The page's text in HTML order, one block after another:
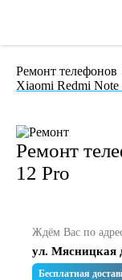
Ремонт телефонов
Xiaomi Redmi Note
Ремонт
12 Pro
Ждём Вас по
ул. Мясницкая
Бесплатная